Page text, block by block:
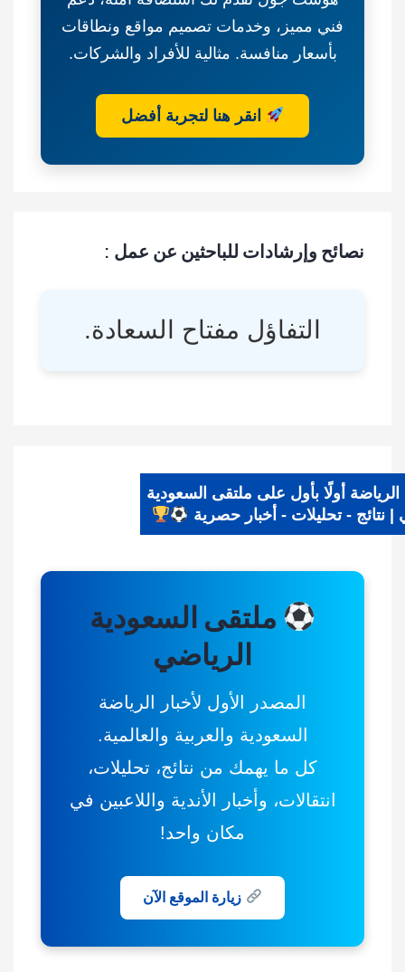
فني مميز، وخدمات تصميم مواقع ونطاقات
بأسعار منافسة. مثالية للأفراد والشركات.
انقر هنا لتجربة أفضل
نصائح وإرشادات للباحثين عن عمل :
التفاؤل مفتاح السعادة.
الرياضة أولًا بأول على ملتقى السعودية
| نتائج - تحليلات - أخبار حصرية
ملتقى السعودية
الرياضي
المصدر الأول لأخبار الرياضة
السعودية والعربية والعالمية.
كل ما يهمك من نتائج، تحليلات،
انتقالات، وأخبار الأندية واللاعبين في
مكان واحد!
زيارة الموقع الآن